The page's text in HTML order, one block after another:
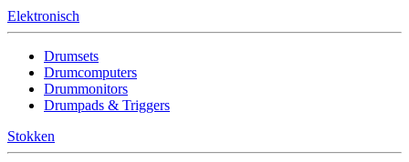
Elektronisch
Drumsets
Drumcomputers
Drummonitors
Drumpads & Triggers
Stokken